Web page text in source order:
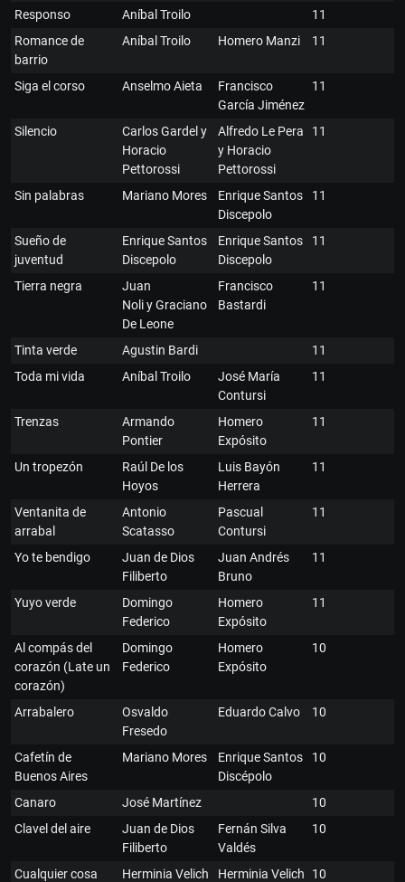
Responso Aníbal Troilo
11
Romance de
barrio
Aníbal Troilo Homero Manzi 11
Siga el corso Anselmo Aieta
Francisco
García Jiménez
11
Silencio
Carlos Gardel y
Horacio
Pettorossi
Alfredo Le Pera
y Horacio
Pettorossi
11
Sin palabras Mariano Mores
Enrique Santos
Discepolo
11
Sueño de
juventud
Enrique Santos
Discepolo
Enrique Santos
Discepolo
11
Tierra negra
Juan
Noli y Graciano
De Leone
Francisco
Bastardi
11
Tinta verde Agustin Bardi
11
Toda mi vida
Aníbal Troilo
José María
Contursi
11
Trenzas
Armando
Pontier
Homero
Expósito
11
Un tropezón
Raúl De los
Hoyos
Luis Bayón
Herrera
11
Ventanita de
arrabal
Antonio
Scatasso
Pascual
Contursi
11
Yo te bendigo
Juan de Dios
Filiberto
Juan Andrés
Bruno
11
Yuyo verde
Domingo
Federico
Homero
Expósito
11
Al compás del
corazón (Late un
corazón)
Domingo
Federico
Homero
Expósito
10
Arrabalero
Osvaldo
Fresedo
Eduardo Calvo 10
Cafetín de
Buenos Aires
Mariano Mores
Enrique Santos
Discépolo
10
Canaro José Martínez
10
Clavel del aire
Juan de Dios
Filiberto
Fernán Silva
Valdés
10
Cualquier cosa
Herminia Velich
Herminia Velich
10